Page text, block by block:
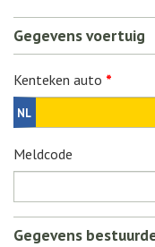
Gegevens voertuig
Kenteken auto *
Meldcode
Gegevens